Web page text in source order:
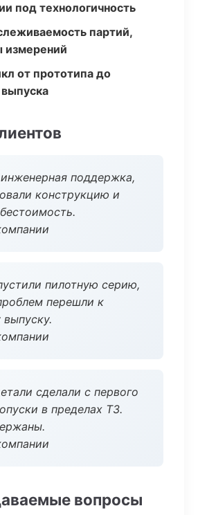
под технологичность
партий,
измерений
от прототипа до
поддержка,
конструкцию и
пилотную серию,
перешли к
сделали с первого
в пределах ТЗ.
вопросы